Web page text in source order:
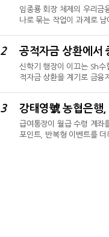
임종룡 회장 체제의 우리금
나로 묶는 작업이 과제로 남
은행의 고객 기반과 보험사
2
신학기 행장이 이끄는 Sh
적자금 상환을 계기로 금융
별 증권사 매입을 넘어
3
급여통장이 월급 수령 계좌
포인트, 반복형 이벤트를